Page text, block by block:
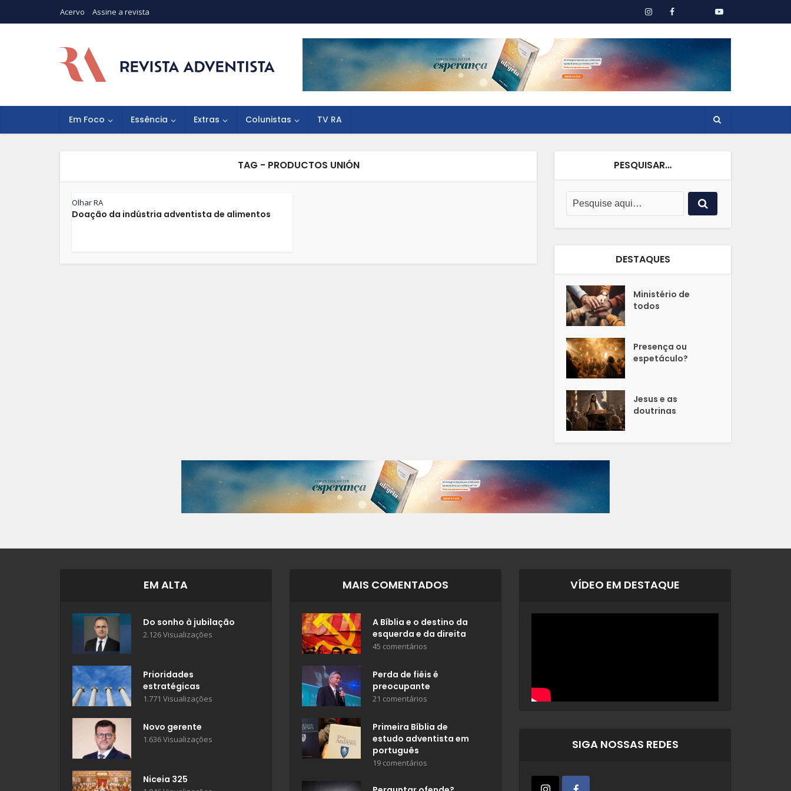
Acervo Assine a revista
Em Foco Essência Extras Colunistas TV RA
TAG - PRODUCTOS UNIÓN
Olhar RA
Doação da indústria adventista de alimentos
PESQUISAR…
DESTAQUES
Ministério de
todos
Presença ou
espetáculo?
Jesus e as
doutrinas
EM ALTA
Do sonho à jubilação
2.126 Visualizações
Prioridades
estratégicas
1.771 Visualizações
Novo gerente
1.636 Visualizações
Niceia 325
MAIS COMENTADOS
A Bíblia e o destino da
esquerda e da direita
45 comentários
Perda de fiéis é
preocupante
21 comentários
Primeira Bíblia de
estudo adventista em
português
19 comentários
VÍDEO EM DESTAQUE
SIGA NOSSAS REDES